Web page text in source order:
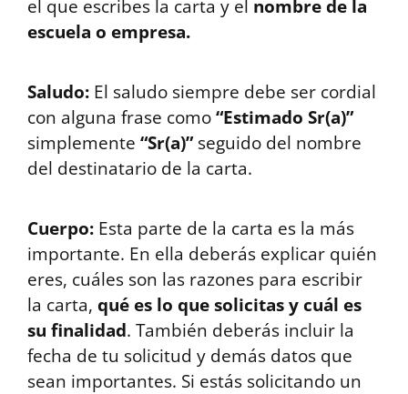
el que escribes la carta y el nombre de la
escuela o empresa.
Saludo: El saludo siempre debe ser cordial
con alguna frase como“Estimado Sr(a)”
simplemente “Sr(a)”seguido del nombre
del destinatario de la carta.
Cuerpo: Esta parte de la carta es la más
importante. En ella deberás explicar quién
eres, cuáles son las razones para escribir
la carta, qué es lo que solicitas y cuál es
su finalidad. También deberás incluir la
fecha de tu solicitud y demás datos que
sean importantes. Si estás solicitando un